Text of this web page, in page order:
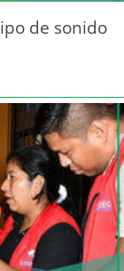
de sonido